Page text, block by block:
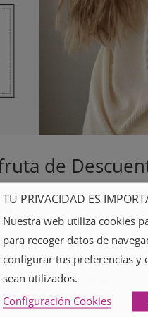
de
nuestra campaña de
y productos. Además,
que se suscribe...
TU PRIVACIDAD ES
Nuestra web utiliza cookies
para recoger datos de
configurar tus preferencias y
sean utilizados.
Configuración Cookies